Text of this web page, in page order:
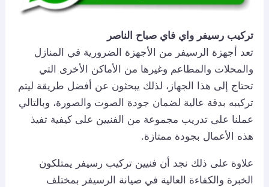
تركيب رسيفر واي فاي صباح الناصر
تعد أجهزة الرسيفر من الأجهزة الضرورية في المنازل
والمحلات والمطاعم وغيرها من الأماكن الأخرى التي
تحتاج إلى هذا الجهاز، لذلك يبحثون عن أفضل طريقة ليتم
تركيبه بدقة عالية لضمان جودة الصوت والصورة، وبالتالي
عملنا على تدريب مجموعة من الفنيين على كيفية تفيذ
هذه الأعمال بجودة ممتازة.
علاوة على ذلك نجد أن فنيين تركيب رسيفر يمتلكون
الخبرة والكفاءة العالية في صيانة الرسيفر بمختلف